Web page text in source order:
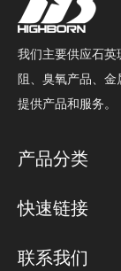
我们主要供应石
阻、臭氧产品、
提供产品和服务。
产品分类
快速链接
联系我们